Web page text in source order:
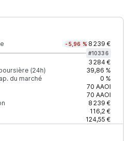
-5,96 % 8 239 €
#10336
3 284 €
(24h)
39,86 %
du marché
0 %
70 AAOI
70 AAOI
8 239 €
116,2 €
124,55 €